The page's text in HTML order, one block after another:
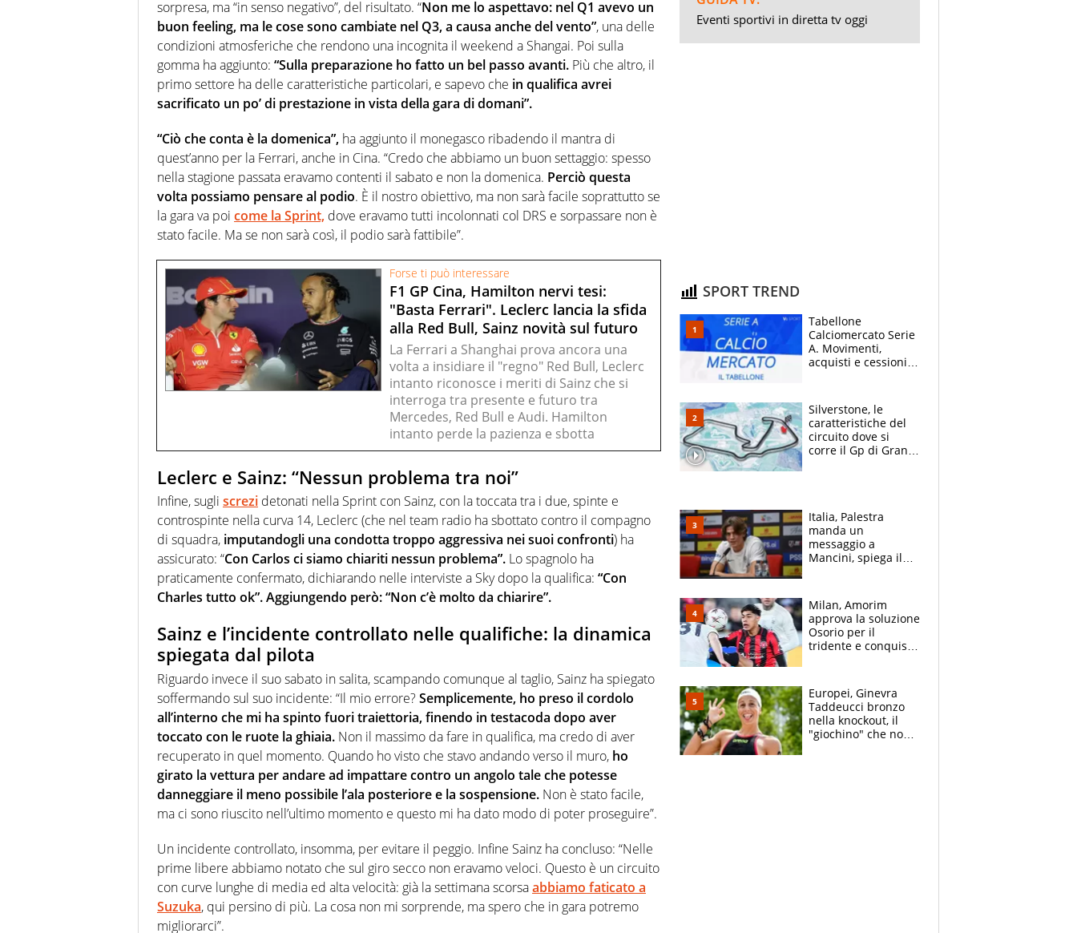
sorpresa, ma “in senso negativo”, del risultato. “Non me lo aspettavo: nel Q1 avevo un
buon feeling, ma le cose sono cambiate nel Q3, a causa anche del vento”, una delle
condizioni atmosferiche che rendono una incognita il weekend a Shangai. Poi sulla
gomma ha aggiunto: “Sulla preparazione ho fatto un bel passo avanti. Più che altro, il
primo settore ha delle caratteristiche particolari, e sapevo che in qualifica avrei
sacrificato un po’ di prestazione in vista della gara di domani”.
“Ciò che conta è la domenica”, ha aggiunto il monegasco ribadendo il mantra di
quest’anno per la Ferrari, anche in Cina. “Credo che abbiamo un buon settaggio: spesso
nella stagione passata eravamo contenti il sabato e non la domenica. Perciò questa
volta possiamo pensare al podio. È il nostro obiettivo, ma non sarà facile soprattutto se
la gara va poi come la Sprint, dove eravamo tutti incolonnati col DRS e sorpassare non è
stato facile. Ma se non sarà così, il podio sarà fattibile”.
Forse ti può interessare
F1 GP Cina, Hamilton nervi tesi:
"Basta Ferrari". Leclerc lancia la sfida
alla Red Bull, Sainz novità sul futuro
La Ferrari a Shanghai prova ancora una
volta a insidiare il "regno" Red Bull, Leclerc
intanto riconosce i meriti di Sainz che si
interroga tra presente e futuro tra
Mercedes, Red Bull e Audi. Hamilton
intanto perde la pazienza e sbotta
Leclerc e Sainz: “Nessun problema tra noi”
Infine, sugli screzi detonati nella Sprint con Sainz, con la toccata tra i due, spinte e
controspinte nella curva 14, Leclerc (che nel team radio ha sbottato contro il compagno
di squadra, imputandogli una condotta troppo aggressiva nei suoi confronti) ha
assicurato: “Con Carlos ci siamo chiariti nessun problema”. Lo spagnolo ha
praticamente confermato, dichiarando nelle interviste a Sky dopo la qualifica: “Con
Charles tutto ok”. Aggiungendo però: “Non c’è molto da chiarire”.
Sainz e l’incidente controllato nelle qualifiche: la dinamica
spiegata dal pilota
Riguardo invece il suo sabato in salita, scampando comunque al taglio, Sainz ha spiegato
soffermando sul suo incidente: “Il mio errore? Semplicemente, ho preso il cordolo
all’interno che mi ha spinto fuori traiettoria, finendo in testacoda dopo aver
toccato con le ruote la ghiaia. Non il massimo da fare in qualifica, ma credo di aver
recuperato in quel momento. Quando ho visto che stavo andando verso il muro, ho
girato la vettura per andare ad impattare contro un angolo tale che potesse
danneggiare il meno possibile l’ala posteriore e la sospensione. Non è stato facile,
ma ci sono riuscito nell’ultimo momento e questo mi ha dato modo di poter proseguire”.
Un incidente controllato, insomma, per evitare il peggio. Infine Sainz ha concluso: “Nelle
prime libere abbiamo notato che sul giro secco non eravamo veloci. Questo è un circuito
con curve lunghe di media ed alta velocità: già la settimana scorsaabbiamo faticato a
Suzuka, qui persino di più. La cosa non mi sorprende, ma spero che in gara potremo
migliorarci”.
Eventi sportivi in diretta tv oggi
SPORT TREND
Tabellone
Calciomercato Serie
A. Movimenti,
acquisti e cessioni:
Silverstone, le
caratteristiche del
circuito dove si
corre il Gp di Gran
Italia, Palestra
manda un
messaggio a
Mancini, spiega il
l'alleanza con
Donnarumma
Milan, Amorim
approva la soluzione
Osorio per il
tridente e conquista
Allegri
Europei, Ginevra
Taddeucci bronzo
nella knockout, il
"giochino" che non